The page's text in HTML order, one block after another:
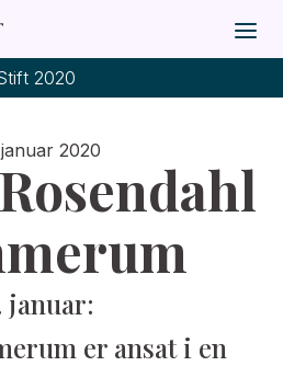
2020
2020
januar:
er ansat i en